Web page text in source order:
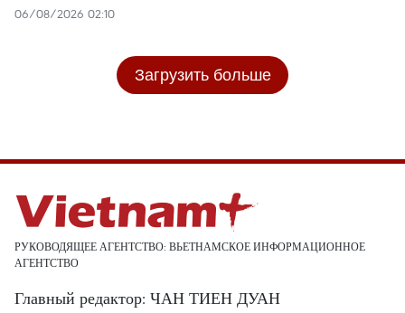
06/08/2026 02:10
Загрузить больше
РУКОВОДЯЩЕЕ АГЕНТСТВО: ВЬЕТНАМСКОЕ ИНФОРМАЦИОННОЕ
АГЕНТСТВО
Главный редактор: ЧАН ТИЕН ДУАН